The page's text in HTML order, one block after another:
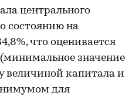
центрального
состоянию на
что оценивается
значение
величиной капитала и
для